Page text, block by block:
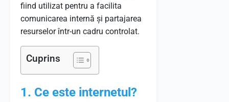
fiind utilizat pentru a facilita
comunicarea internă și partajarea
resurselor într-un cadru controlat.
Cuprins
1. Ce este internetul?